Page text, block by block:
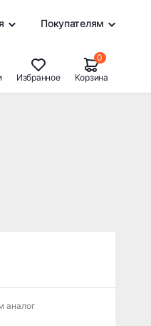
Покупателям
Избранное
0
Корзина
аналог